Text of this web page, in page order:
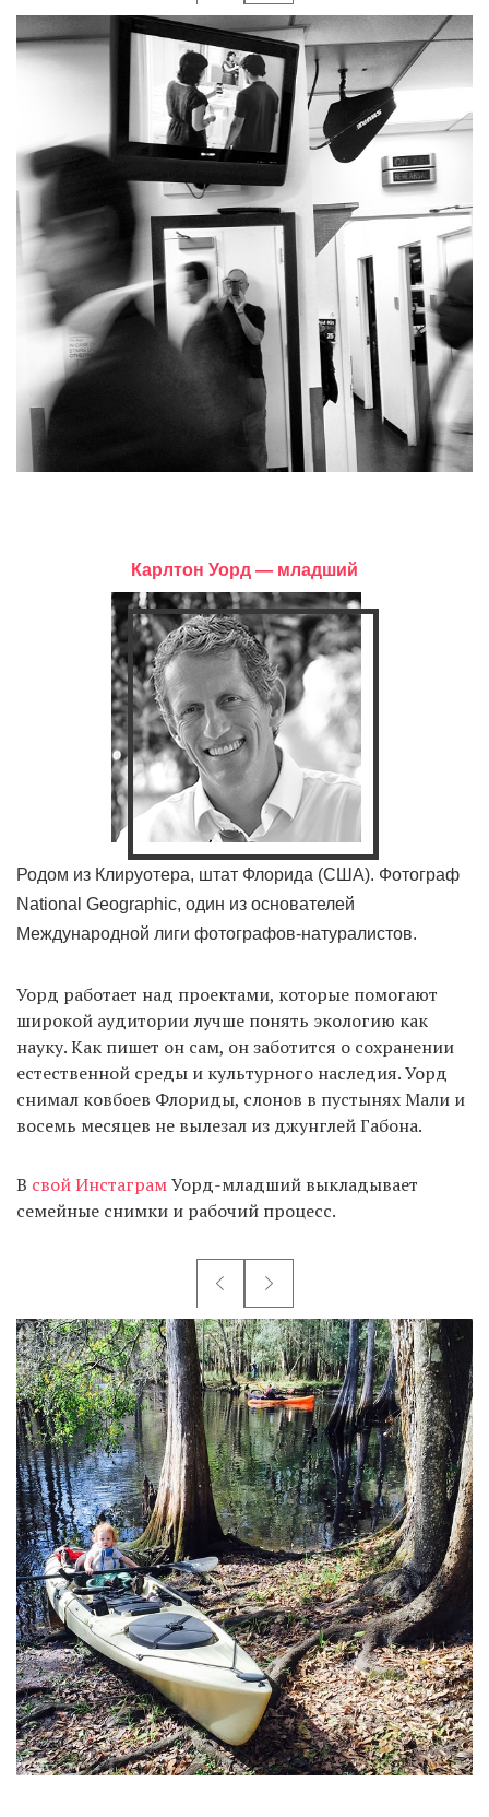
Карлтон Уорд — младший
Родом из Клируотера, штат Флорида (США). Фотограф
National Geographic, один из основателей
Международной лиги фотографов-натуралистов.
Уорд работает над проектами, которые помогают
широкой аудитории лучше понять экологию как
науку. Как пишет он сам, он заботится о сохранении
естественной среды и культурного наследия. Уорд
снимал ковбоев Флориды, слонов в пустынях Мали и
восемь месяцев не вылезал из джунглей Габона.
В свой ИнстаграмУорд-младший выкладывает
семейные снимки и рабочий процесс.